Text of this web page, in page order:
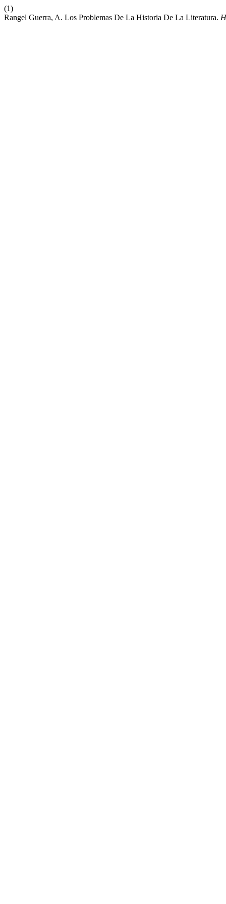
(1)
Rangel Guerra, A. Los Problemas De La Historia De La Literatura.